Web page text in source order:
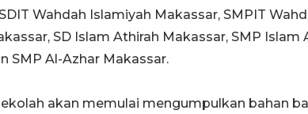
Wahdah Islamiyah Makassar, SMPIT
SD Islam Athirah Makassar, SMP Islam
SMP Al-Azhar Makassar.
akan memulai mengumpulkan bahan
HUT ke-80
Yogyakarta
02 April 2026 12:51 WIB